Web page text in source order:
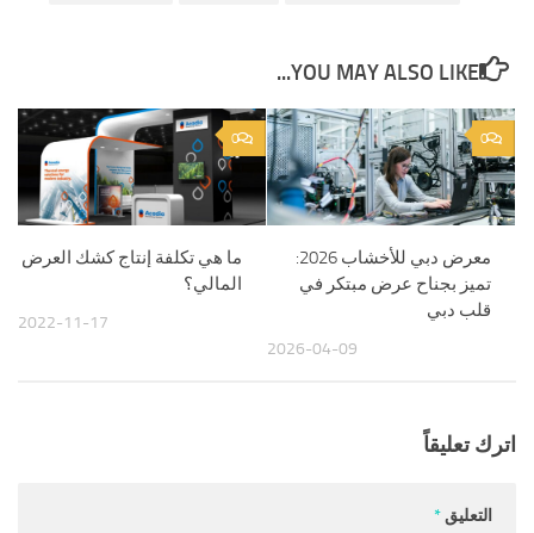
YOU MAY ALSO LIKE...
0
ما هي تكلفة إنتاج كشك العرض
المالي؟
2022-11-17
0
معرض دبي للأخشاب 2026:
تميز بجناح عرض مبتكر في
قلب دبي
2026-04-09
اترك تعليقاً
التعليق*